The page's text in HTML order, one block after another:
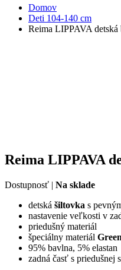
Domov
Deti 104-140 cm
Reima LIPPAVA detská
Reima LIPPAVA
Dostupnosť | Na sklade
detská šiltovka s
nastavenie veľkosti v
priedušný materiál
špeciálny materiál
95% bavlna, 5% elastan
zadná časť s priedušnej